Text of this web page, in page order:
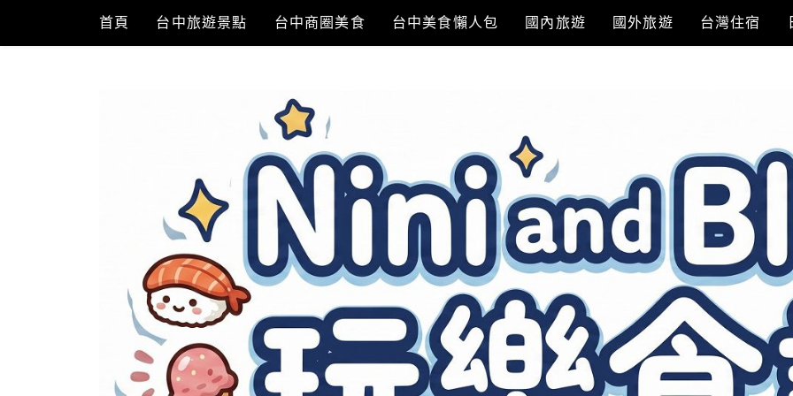
content
首頁 台中旅遊景點 台中商圈美食 台中美食懶人包 國內旅遊 國外旅遊 台灣住宿